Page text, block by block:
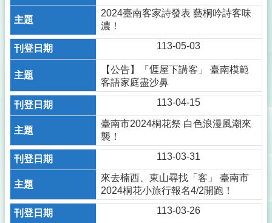
2024臺南客家詩發表 藝桐吟詩客味
濃！
113-05-03
【公告】「𠊎屋下講客」 臺南模範
客語家庭盡沙鼻
113-04-15
臺南市2024桐花祭 白色浪漫風潮來
襲！
113-03-31
來去楠西、東山尋找「客」 臺南市
2024桐花小旅行報名4/2開跑！
113-03-26